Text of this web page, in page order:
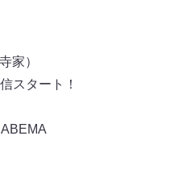
家）
スタート！
で